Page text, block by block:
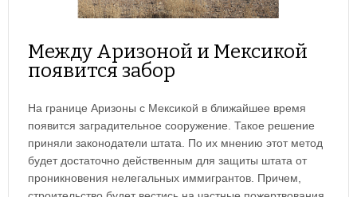
Между Аризоной и Мексикой
появится забор
На границе Аризоны с Мексикой в ближайшее время
появится заградительное сооружение. Такое решение
приняли законодатели штата. По их мнению этот метод
будет достаточно действенным для защиты штата от
проникновения нелегальных иммигрантов. Причем,